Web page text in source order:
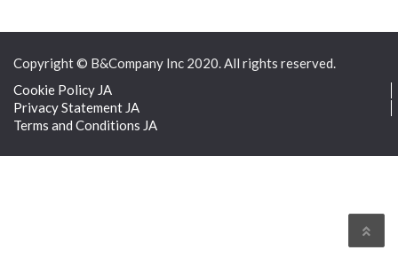
ベトナムの自然派美容市場：成長を牽引する要因とは？
Copyright © B&Company Inc 2020. All rights reserved.
Cookie Policy JA
Privacy Statement JA
Terms and Conditions JA